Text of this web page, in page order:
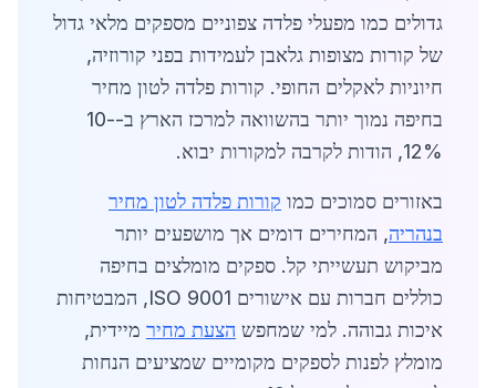
גדולים כמו מפעלי פלדה צפוניים מספקים מלאי גדול
של קורות מצופות גלאבן לעמידות בפני קורוזיה,
חיוניות לאקלים החופי. קורות פלדה לטון מחיר
בחיפה נמוך יותר בהשוואה למרכז הארץ ב-10-
12%, הודות לקרבה למקורות יבוא.
באזורים סמוכים כמו קורות פלדה לטון מחיר
בנהריה, המחירים דומים אך מושפעים יותר
מביקוש תעשייתי קל. ספקים מומלצים בחיפה
כוללים חברות עם אישורים ISO 9001, המבטיחות
איכות גבוהה. למי שמחפש הצעת מחיר מיידית,
מומלץ לפנות לספקים מקומיים שמציעים הנחות